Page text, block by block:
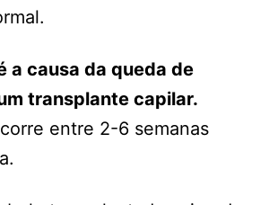
a causa da queda de
transplante capilar.
entre 2-6 semanas